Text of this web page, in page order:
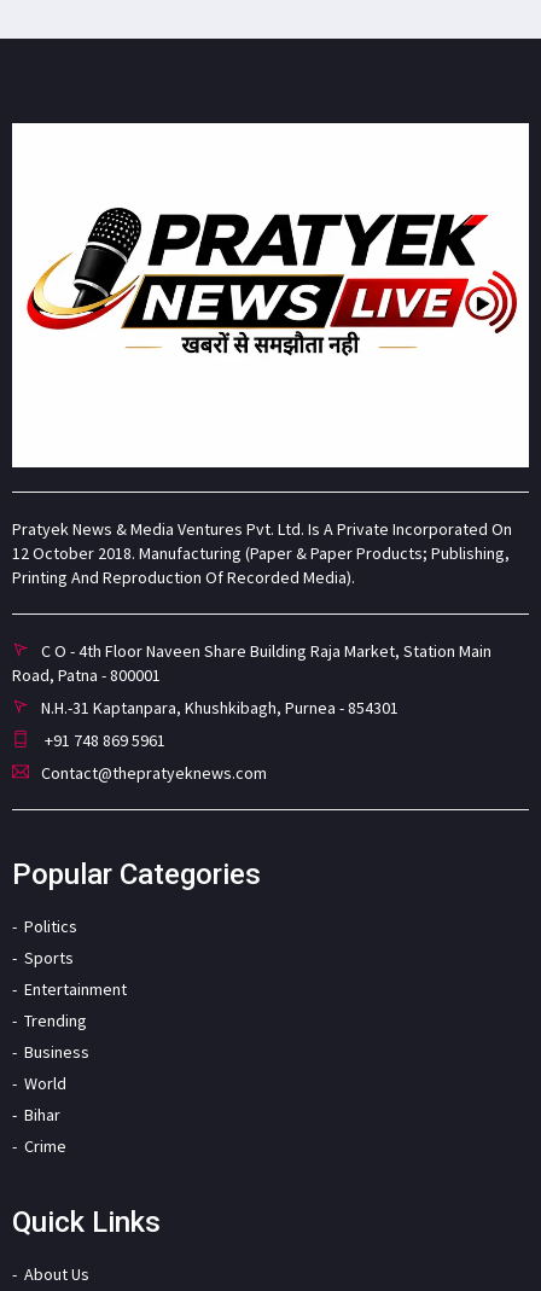
Pratyek News & Media Ventures Pvt. Ltd. Is A Private Incorporated On
12 October 2018. Manufacturing (Paper & Paper Products; Publishing,
Printing And Reproduction Of Recorded Media).
C O - 4th Floor Naveen Share Building Raja Market, Station Main
Road, Patna - 800001
N.H.-31 Kaptanpara, Khushkibagh, Purnea - 854301
+91 748 869 5961
Contact@thepratyeknews.com
Popular Categories
Politics
Sports
Entertainment
Trending
Business
World
Bihar
Crime
Quick Links
About Us